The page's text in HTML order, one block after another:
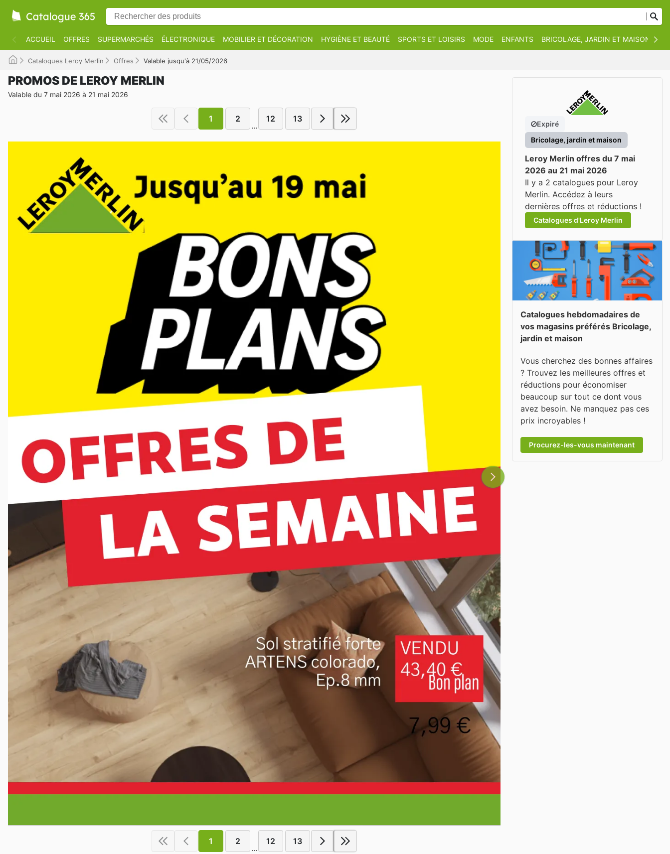
ACCUEIL OFFRES SUPERMARCHÉS ÉLECTRONIQUE MOBILIER ET DÉCORATION HYGIÈNE ET BEAUTÉ SPORTS ET LOISIRS MODE ENFANTS BRICOLAGE, JARDIN ET MAISON
Catalogues Leroy Merlin Offres Valable jusqu'à 21/05/2026
PROMOS DE LEROY MERLIN
Valable du 7 mai 2026 à 21 mai 2026
1 2
...
12 13
1 2
...
12 13
Expiré
Bricolage, jardin et maison
Leroy Merlin offres du 7 mai
2026 au 21 mai 2026
Il y a 2 catalogues pour Leroy
Merlin. Accédez à leurs
dernières offres et réductions !
Catalogues d'Leroy Merlin
Catalogues hebdomadaires de
vos magasins préférés Bricolage,
jardin et maison
Vous cherchez des bonnes affaires
? Trouvez les meilleures offres et
réductions pour économiser
beaucoup sur tout ce dont vous
avez besoin. Ne manquez pas ces
prix incroyables !
Procurez-les-vous maintenant